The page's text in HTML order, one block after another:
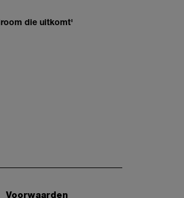
die uitkomt'
Voorwaarden